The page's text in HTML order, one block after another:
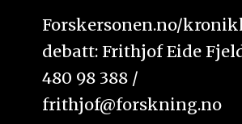
Forskersonen.no/
debatt: Frithjof Eide
480 98 388 /
frithjof@forskning.no